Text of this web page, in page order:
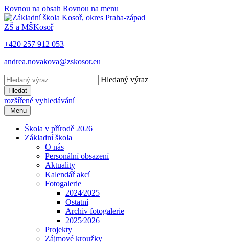
Rovnou na obsah Rovnou na menu
ZŠ a MŠKosoř
+420 257 912 053
andrea.novakova@zskosor.eu
Hledaný výraz
Hledat
rozšířené vyhledávání
Menu
Škola v přírodě 2026
Základní škola
O nás
Personální obsazení
Aktuality
Kalendář akcí
Fotogalerie
2024⁄2025
Ostatní
Archiv fotogalerie
2025⁄2026
Projekty
Zájmové kroužky